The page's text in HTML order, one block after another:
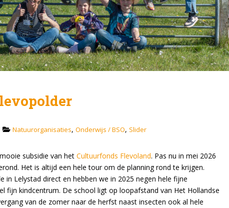
Natuurorganisaties, Onderwijs / BSO, Slider
subsidie van het Cultuurfonds Flevoland. Pas nu in mei 2026
Het is altijd een hele tour om de planning rond te krijgen.
in Lelystad direct en hebben we in 2025 negen hele fijne
fijn kindcentrum. De school ligt op loopafstand van Het Hollandse
van de zomer naar de herfst naast insecten ook al hele